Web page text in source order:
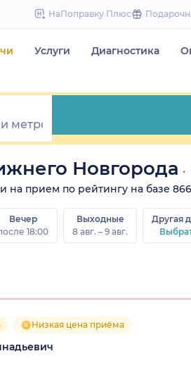
to
НаПоправку Плюс
Услуги Диагностика
Новгорода
на прием по рейтингу на базе
Вечер
18:00
Выходные
8 авг. – 9 авг.
Другая
Низкая цена приёма